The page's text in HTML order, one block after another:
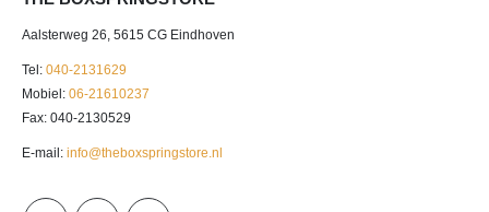
Aalsterweg 26, 5615 CG Eindhoven
Tel: 040-2131629
Mobiel: 06-21610237
Fax: 040-2130529
E-mail: info@theboxspringstore.nl